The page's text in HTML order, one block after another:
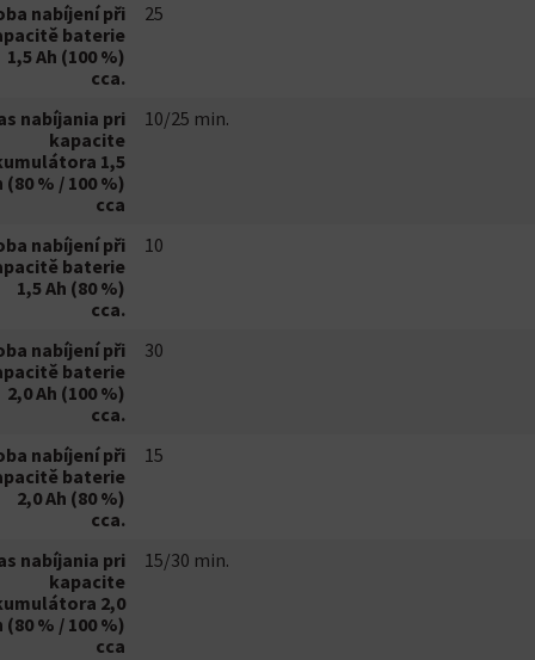
nabíjení při
baterie
1,5 Ah (100 %)
cca.
25
nabíjania pri
kapacite
1,5
(80 % / 100 %)
cca
10/25 min.
nabíjení při
baterie
1,5 Ah (80 %)
cca.
10
nabíjení při
baterie
2,0 Ah (100 %)
cca.
30
nabíjení při
baterie
2,0 Ah (80 %)
cca.
15
nabíjania pri
kapacite
2,0
(80 % / 100 %)
cca
15/30 min.